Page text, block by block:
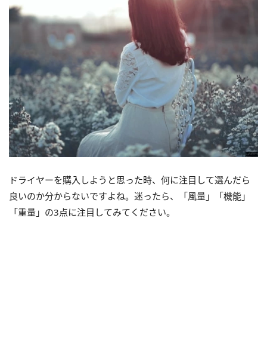
ドライヤーを購入しようと思った時、何に注目して選んだら
良いのか分からないですよね。迷ったら、「風量」「機能」
「重量」の3点に注目してみてください。